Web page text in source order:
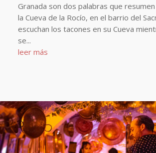
Granada son dos palabras que
la Cueva de la Rocío, en el barrio del
escuchan los tacones en su Cueva
se...
leer más